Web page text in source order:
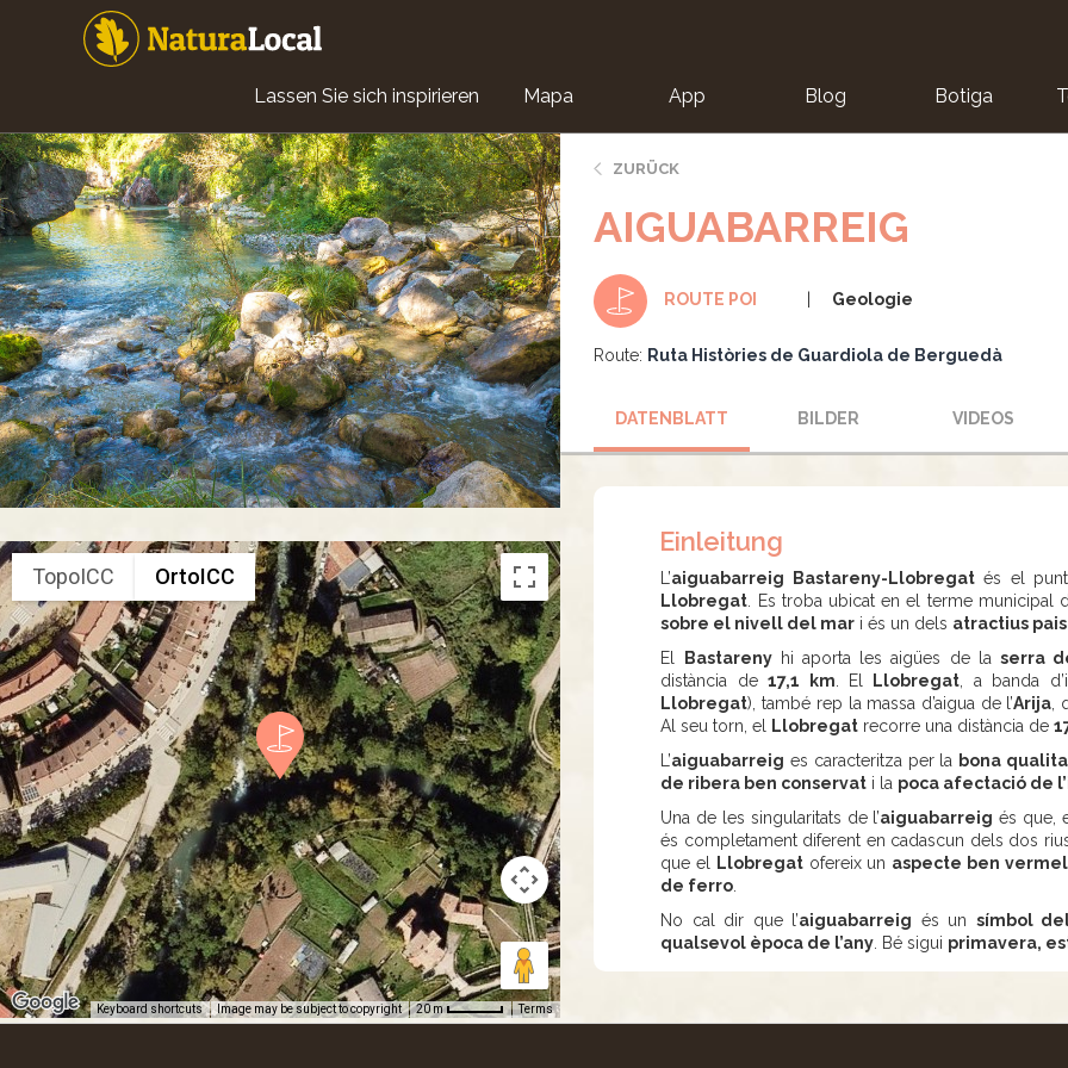
Main
navigation
Lassen Sie sich inspirieren Mapa App Blog Botiga
TopoICC OrtoICC
Keyboard shortcuts Image may be subject to copyright 20 m Terms
ZURÜCK
AIGUABARREIG
ROUTE POI Geologie
Route: Ruta Històries de Guardiola de Berguedà
DATENBLATT BILDER VIDEOS
Einleitung
L’aiguabarreig Bastareny-Llobregatés el
Llobregat . Es troba ubicat en el terme municipal
sobre el nivell del mar i és un dels atractius
El
Bastarenyhi aporta les aigües de laserra
distància de17,1 km . El Llobregat , a banda
Llobregat), també rep la massa d’aigua de l’Arija
Al seu torn, el
Llobregat recorre una distància de
L’aiguabarreig es caracteritza per la bona
de ribera ben conservat i la poca afectació de
Una de les singularitats de l’aiguabarreig és que,
és completament diferent en cadascun dels dos
que el
Llobregatofereix un aspecte ben
de ferro
No cal dir que l’aiguabarreig és un símbol
qualsevol època de l’any . Bé sigui primavera,